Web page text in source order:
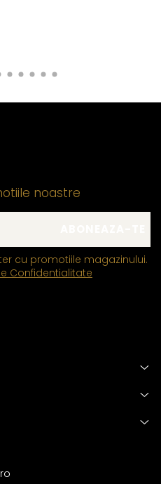
noastre
cu promotiile magazinului.
Confidentialitate